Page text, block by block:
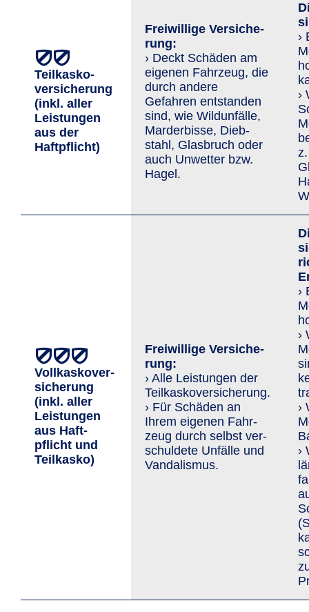
Teilkasko­
versicherung
(inkl. aller
Leis­tungen
aus der
Haftpflicht)
Freiwillige Versi­che­
rung:
› Deckt Schäden am
eigenen Fahrzeug, die
durch andere
Gefahren entstanden
sind, wie Wild­unfälle,
Marder­bisse, Dieb­
stahl, Glasbruch oder
auch Un­wetter bzw.
Hagel.
›
›
Vollkaskover­
sicherung
(inkl. aller
Leis­tungen
aus Haft­
pflicht und
Teil­kasko)
Freiwillige Ver­siche­
rung:
› Alle Leistungen der
Teilkaskoversicherung.
› Für Schäden an
Ihrem eigenen Fahr­
zeug durch selbst ver­
schuldete Unfälle und
Van­da­lis­mus.
›
›
›
›